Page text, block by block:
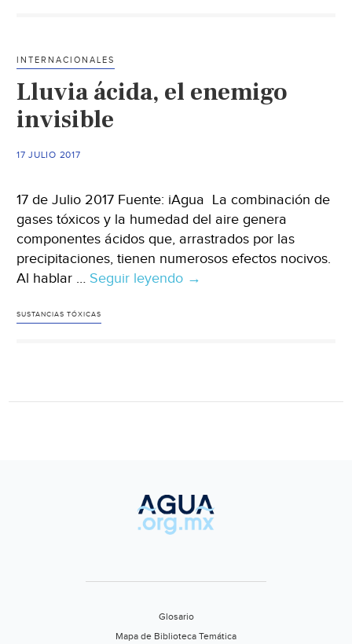
mexicanos
perderán
ambiente:
ONG
INTERNACIONALES
Lluvia ácida, el enemigo
invisible
17 JULIO 2017
17 de Julio 2017 Fuente: iAgua La combinación de
gases tóxicos y la humedad del aire genera
componentes ácidos que, arrastrados por las
precipitaciones, tienen numerosos efectos nocivos.
Al hablar … Seguir leyendo Lluvia
→
SUSTANCIAS TÓXICAS
Glosario
Mapa de Biblioteca Temática